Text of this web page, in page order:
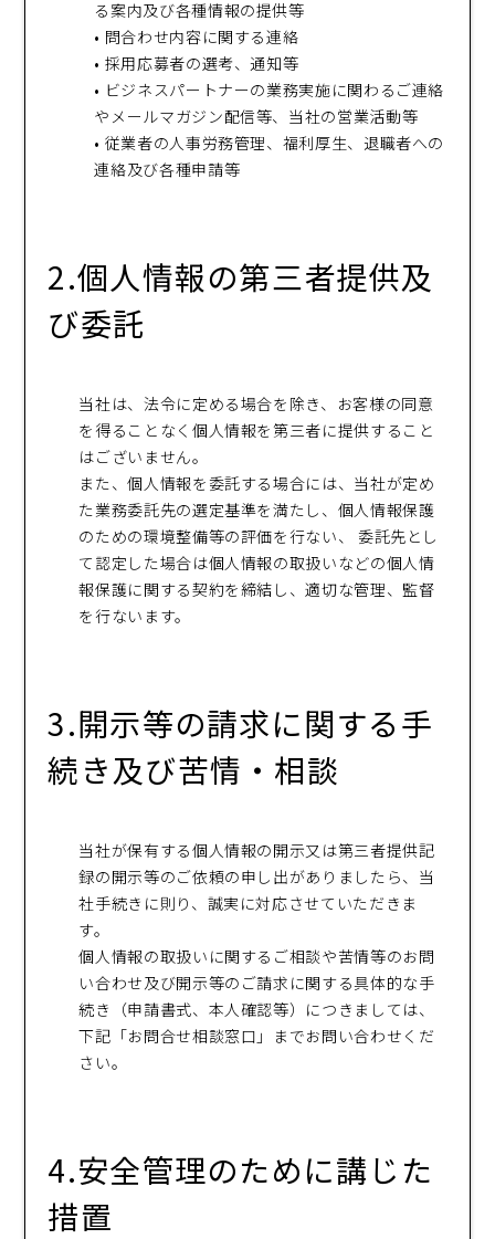
る案内及び各種情報の提供等
• 問合わせ内容に関する連絡
• 採用応募者の選考、通知等
• ビジネスパートナーの業務実施に関わるご連絡
やメールマガジン配信等、当社の営業活動等
• 従業者の人事労務管理、福利厚生、退職者への
連絡及び各種申請等
2.個人情報の第三者提供及
び委託
当社は、法令に定める場合を除き、お客様の同意
を得ることなく個人情報を第三者に提供すること
はございません。
また、個人情報を委託する場合には、当社が定め
た業務委託先の選定基準を満たし、個人情報保護
のための環境整備等の評価を行ない、 委託先とし
て認定した場合は個人情報の取扱いなどの個人情
報保護に関する契約を締結し、適切な管理、監督
を行ないます。
3.開示等の請求に関する手
続き及び苦情・相談
当社が保有する個人情報の開示又は第三者提供記
録の開示等のご依頼の申し出がありましたら、当
社手続きに則り、誠実に対応させていただきま
す。
個人情報の取扱いに関するご相談や苦情等のお問
い合わせ及び開示等のご請求に関する具体的な手
続き（申請書式、本人確認等）につきましては、
下記「お問合せ相談窓口」までお問い合わせくだ
さい。
4.安全管理のために講じた
措置